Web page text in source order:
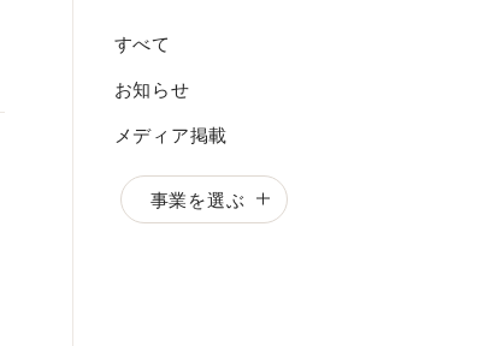
すべて
お知らせ
メディア掲載
事業を選ぶ